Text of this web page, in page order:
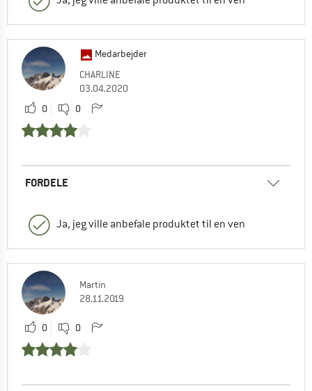
Medarbejder
CHARLINE
03.04.2020
0
0
FORDELE
Ja, jeg ville anbefale produktet til en ven
Martin
28.11.2019
0 0